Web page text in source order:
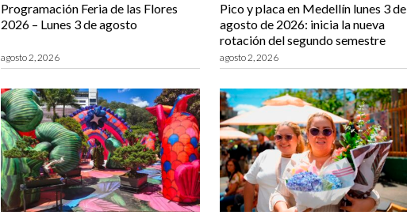
Programación Feria de las Flores
2026 – Lunes 3 de agosto
agosto 2, 2026
Pico y placa en Medellín lunes 3 de
agosto de 2026: inicia la nueva
rotación del segundo semestre
agosto 2, 2026